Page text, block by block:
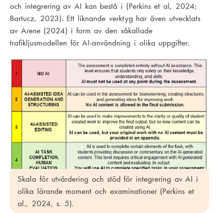
och integrering av AI kan bestå i (Perkins et al, 2024;
Bartucz, 2023). Ett liknande verktyg har även utvecklats
av Arene (2024) i form av den såkallade
trafikljusmodellen för AI-användning i olika uppgifter.
Skala för utvärdering och stöd för integrering av AI i
olika lärande moment och examinationer (Perkins et
al., 2024, s. 5).